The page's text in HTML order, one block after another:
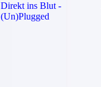
Direkt ins Blut -
(Un)Plugged